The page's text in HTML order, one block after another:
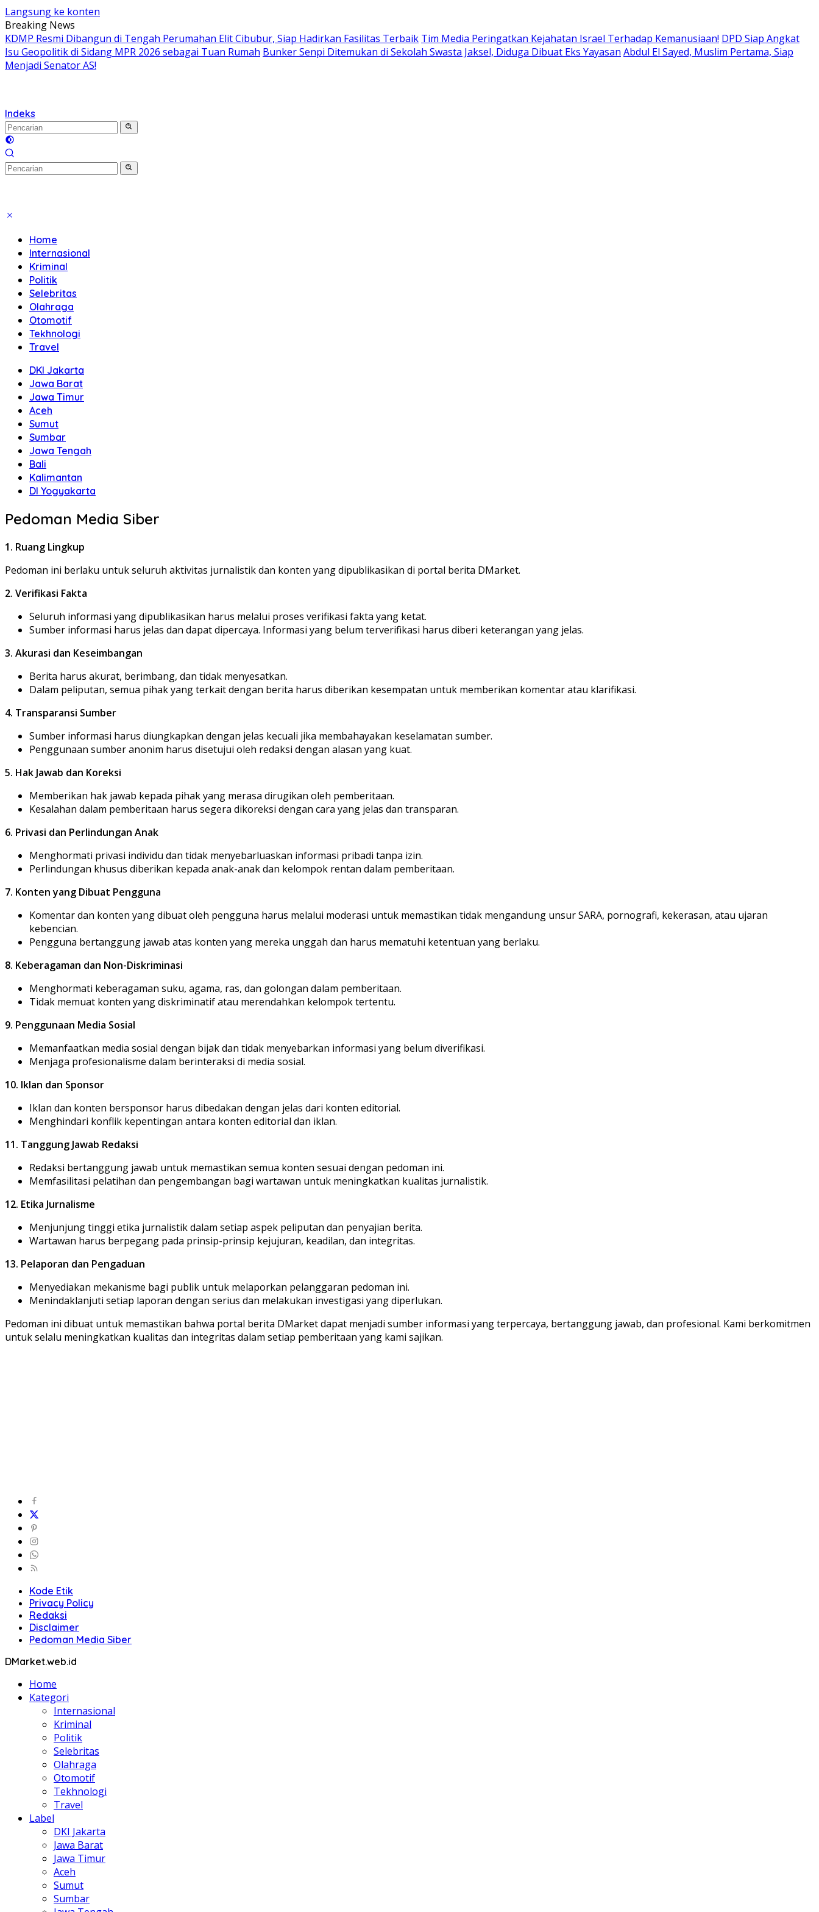
Langsung ke konten
Breaking News
KDMP Resmi Dibangun di Tengah Perumahan Elit Cibubur, Siap Hadirkan Fasilitas Terbaik Tim Media Peringatkan Kejahatan Israel Terhadap Kemanusiaan! DPD Siap Angkat
Isu Geopolitik di Sidang MPR 2026 sebagai Tuan Rumah Bunker Senpi Ditemukan di Sekolah Swasta Jaksel, Diduga Dibuat Eks Yayasan Abdul El Sayed, Muslim Pertama, Siap
Menjadi Senator AS!
Indeks
Home
Internasional
Kriminal
Politik
Selebritas
Olahraga
Otomotif
Tekhnologi
Travel
DKI Jakarta
Jawa Barat
Jawa Timur
Aceh
Sumut
Sumbar
Jawa Tengah
Bali
Kalimantan
DI Yogyakarta
Pedoman Media Siber
1. Ruang Lingkup
Pedoman ini berlaku untuk seluruh aktivitas jurnalistik dan konten yang dipublikasikan di portal berita DMarket.
2. Verifikasi Fakta
Seluruh informasi yang dipublikasikan harus melalui proses verifikasi fakta yang ketat.
Sumber informasi harus jelas dan dapat dipercaya. Informasi yang belum terverifikasi harus diberi keterangan yang jelas.
3. Akurasi dan Keseimbangan
Berita harus akurat, berimbang, dan tidak menyesatkan.
Dalam peliputan, semua pihak yang terkait dengan berita harus diberikan kesempatan untuk memberikan komentar atau klarifikasi.
4. Transparansi Sumber
Sumber informasi harus diungkapkan dengan jelas kecuali jika membahayakan keselamatan sumber.
Penggunaan sumber anonim harus disetujui oleh redaksi dengan alasan yang kuat.
5. Hak Jawab dan Koreksi
Memberikan hak jawab kepada pihak yang merasa dirugikan oleh pemberitaan.
Kesalahan dalam pemberitaan harus segera dikoreksi dengan cara yang jelas dan transparan.
6. Privasi dan Perlindungan Anak
Menghormati privasi individu dan tidak menyebarluaskan informasi pribadi tanpa izin.
Perlindungan khusus diberikan kepada anak-anak dan kelompok rentan dalam pemberitaan.
7. Konten yang Dibuat Pengguna
Komentar dan konten yang dibuat oleh pengguna harus melalui moderasi untuk memastikan tidak mengandung unsur SARA, pornografi, kekerasan, atau ujaran
kebencian.
Pengguna bertanggung jawab atas konten yang mereka unggah dan harus mematuhi ketentuan yang berlaku.
8. Keberagaman dan Non-Diskriminasi
Menghormati keberagaman suku, agama, ras, dan golongan dalam pemberitaan.
Tidak memuat konten yang diskriminatif atau merendahkan kelompok tertentu.
9. Penggunaan Media Sosial
Memanfaatkan media sosial dengan bijak dan tidak menyebarkan informasi yang belum diverifikasi.
Menjaga profesionalisme dalam berinteraksi di media sosial.
10. Iklan dan Sponsor
Iklan dan konten bersponsor harus dibedakan dengan jelas dari konten editorial.
Menghindari konflik kepentingan antara konten editorial dan iklan.
11. Tanggung Jawab Redaksi
Redaksi bertanggung jawab untuk memastikan semua konten sesuai dengan pedoman ini.
Memfasilitasi pelatihan dan pengembangan bagi wartawan untuk meningkatkan kualitas jurnalistik.
12. Etika Jurnalisme
Menjunjung tinggi etika jurnalistik dalam setiap aspek peliputan dan penyajian berita.
Wartawan harus berpegang pada prinsip-prinsip kejujuran, keadilan, dan integritas.
13. Pelaporan dan Pengaduan
Menyediakan mekanisme bagi publik untuk melaporkan pelanggaran pedoman ini.
Menindaklanjuti setiap laporan dengan serius dan melakukan investigasi yang diperlukan.
Pedoman ini dibuat untuk memastikan bahwa portal berita DMarket dapat menjadi sumber informasi yang terpercaya, bertanggung jawab, dan profesional. Kami berkomitmen
untuk selalu meningkatkan kualitas dan integritas dalam setiap pemberitaan yang kami sajikan.
Kode Etik
Privacy Policy
Redaksi
Disclaimer
Pedoman Media Siber
DMarket.web.id
Home
Kategori
Internasional
Kriminal
Politik
Selebritas
Olahraga
Otomotif
Tekhnologi
Travel
Label
DKI Jakarta
Jawa Barat
Jawa Timur
Aceh
Sumut
Sumbar